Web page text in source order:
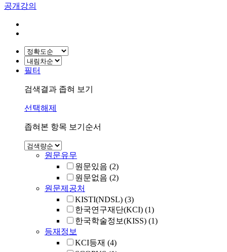
공개강의
필터
검색결과 좁혀 보기
선택해제
좁혀본 항목 보기순서
원문유무
원문있음 (2)
원문없음 (2)
원문제공처
KISTI(NDSL) (3)
한국연구재단(KCI) (1)
한국학술정보(KISS) (1)
등재정보
KCI등재 (4)